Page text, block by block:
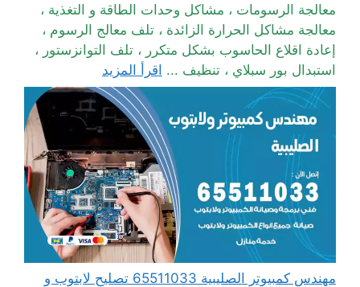
معالجة الرسومات ، مشاكل وحدات الطاقة و التغذية ،
معالجة مشاكل الحرارة الزائدة ، تلف معالج الرسوم ،
إعادة اقلاع الحاسوب بشكل متكرر ، تلف التوانزستور ،
استبدال بور سبلاي ، تنظيف ... اقرأ المزيد
مهندس كمبيوتر الصليبية 65511033 تصليح لابتوب و